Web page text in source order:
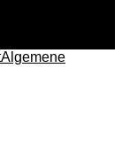
Algemene